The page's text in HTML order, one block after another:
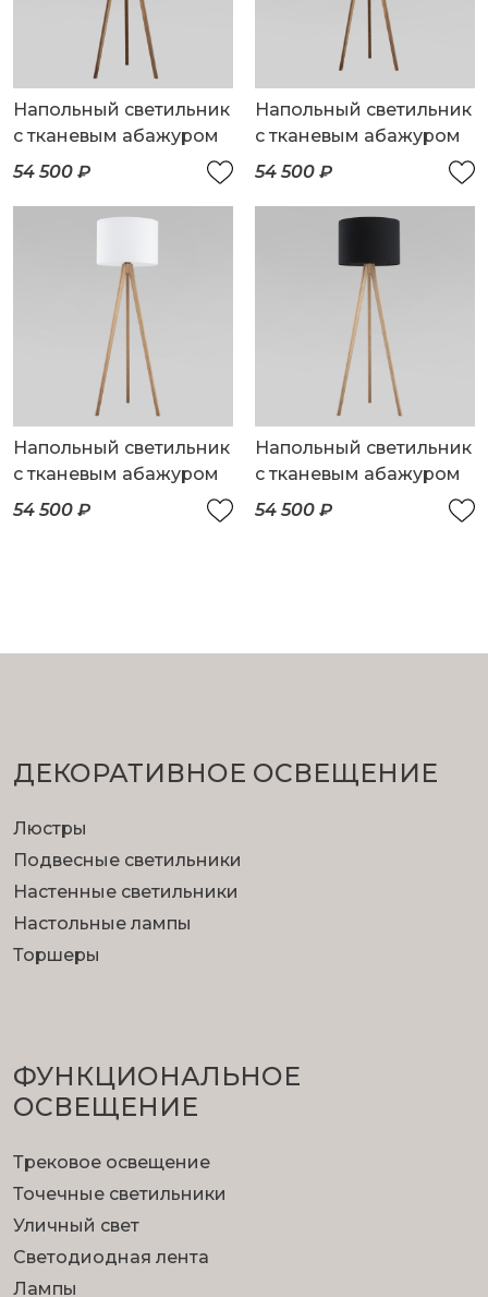
Напольный светильник
с тканевым абажуром
54 500 ₽
Напольный светильник
с тканевым абажуром
54 500 ₽
Напольный светильник
с тканевым абажуром
54 500 ₽
Напольный светильник
с тканевым абажуром
54 500 ₽
ДЕКОРАТИВНОЕ ОСВЕЩЕНИЕ
Люстры
Подвесные светильники
Настенные светильники
Настольные лампы
Торшеры
ФУНКЦИОНА­ЛЬНОЕ
ОСВЕЩЕНИЕ
Трековое освещение
Точечные светильники
Уличный свет
Светодиодная лента
Лампы